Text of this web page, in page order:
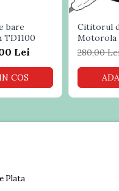
bare
TD1100
Lei
COS
Cititorul
Motorola
280,00
Plata